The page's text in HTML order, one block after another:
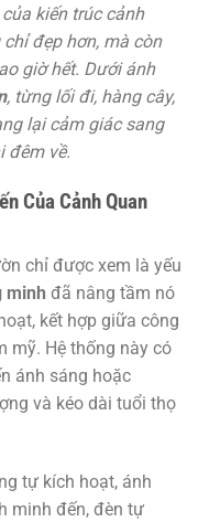
kiến trúc cảnh
đẹp hơn, mà còn
giờ hết. Dưới ánh
, từng lối đi, hàng cây,
lại cảm giác sang
đêm về.
Của Cảnh Quan
chỉ được xem là yếu
minh đã nâng tầm nó
kết hợp giữa công
mỹ. Hệ thống này có
ánh sáng hoặc
và kéo dài tuổi thọ
tự kích hoạt, ánh
minh đến, đèn tự